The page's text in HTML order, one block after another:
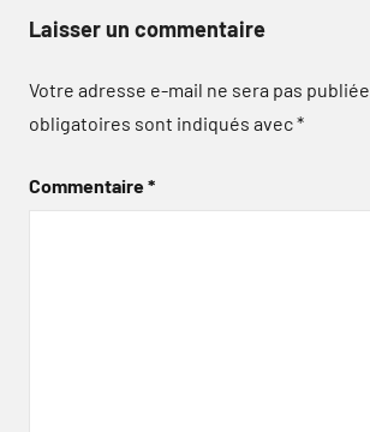
Laisser un commentaire
Votre adresse e-mail ne sera pas publiée.
obligatoires sont indiqués avec*
Commentaire*